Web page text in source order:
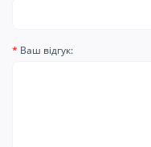
Ваш відгук: